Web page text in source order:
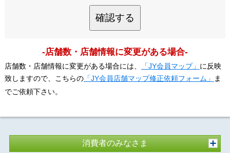
確認する
-店舗数・店舗情報に変更がある場合-
店舗数・店舗情報に変更がある場合には、 「JY会員マップ」 に反映
致しますので、こちらの「JY会員店舗マップ修正依頼フォーム」
ま
でご依頼下さい。
消費者のみなさま